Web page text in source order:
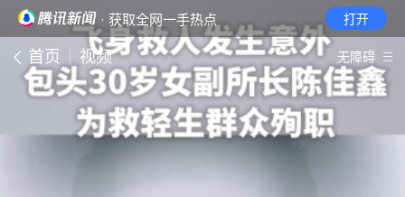
· 获取全网一手热点 打开
首页 视频 无障碍